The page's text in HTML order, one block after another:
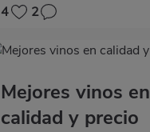
4 2
Mejores vinos en
calidad y precio